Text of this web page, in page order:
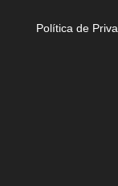
Política de